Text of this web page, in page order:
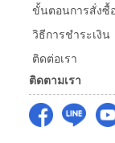
ขั้นตอนการสั่งซื้
วิธีการชำระเงิน
ติดต่อเรา
ติดตามเรา